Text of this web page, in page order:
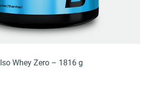
Iso Whey Zero – 1816 g